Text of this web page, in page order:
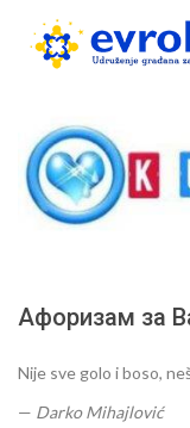
Афоризам за
Nije sve golo i boso,
— Darko Mihajlović